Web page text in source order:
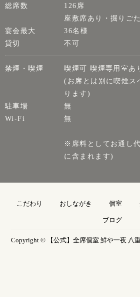
総席数
126席
座敷席あり・掘りご
宴会最大
36名様
貸切
不可
禁煙・喫煙
喫煙可 喫煙専用室あ
(お席とは別に喫煙ス
ります)
駐車場
無
Wi-Fi
無
※席料としてお通し
に含まれます)
こだわり おしながき 個室
ブログ
Copyright © 【公式】全席個室 鮮や一夜 八